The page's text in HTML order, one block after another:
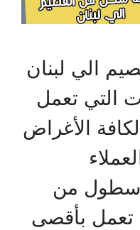
الي لبنان
التي تعمل
الأغراض
أسطول من
تعمل بأقصى